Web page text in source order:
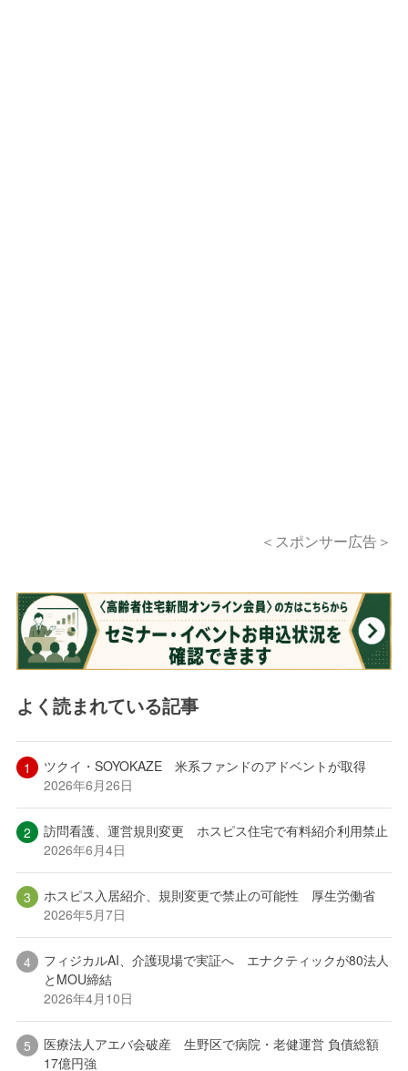
＜スポンサー広告＞
よく読まれている記事
ツクイ・SOYOKAZE 米系ファンドのアドベントが取得
2026年6月26日
訪問看護、運営規則変更 ホスピス住宅で有料紹介利用禁止
2026年6月4日
ホスピス入居紹介、規則変更で禁止の可能性 厚生労働省
2026年5月7日
フィジカルAI、介護現場で実証へ エナクティックが80法人
とMOU締結
2026年4月10日
医療法人アエバ会破産 生野区で病院・老健運営 負債総額
17億円強